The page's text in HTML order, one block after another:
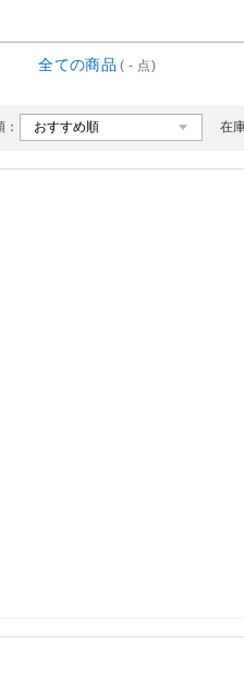
全ての商品 ( - 点)
在